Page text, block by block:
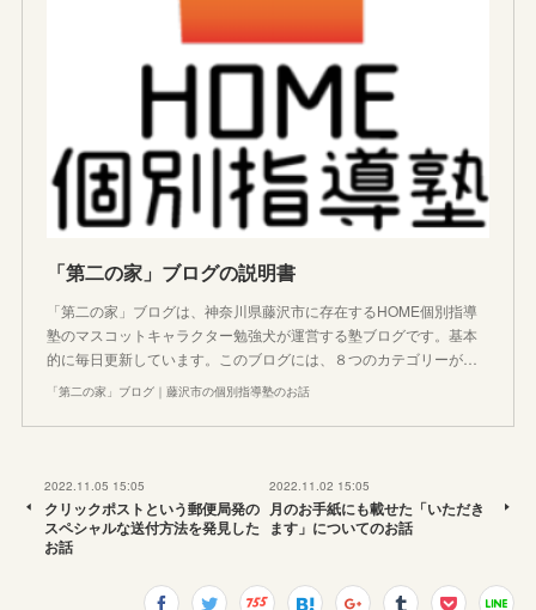
「第二の家」ブログの説明書
「第二の家」ブログは、神奈川県藤沢市に存在するHOME個別指導
塾のマスコットキャラクター勉強犬が運営する塾ブログです。基本
的に毎日更新しています。このブログには、８つのカテゴリーが…
「第二の家」ブログ｜藤沢市の個別指導塾のお話
2022.11.05 15:05
クリックポストという郵便局発の
スペシャルな送付方法を発見した
お話
2022.11.02 15:05
月のお手紙にも載せた「いただき
ます」についてのお話